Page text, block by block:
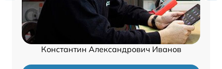
Константин Александрович Иванов